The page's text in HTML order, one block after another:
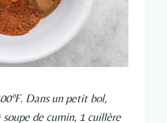
Dans un petit bol,
de cumin, 1 cuillère